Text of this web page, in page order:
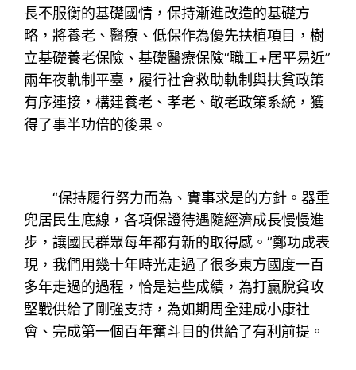
長不服衡的基礎國情，保持漸進改造的基礎方
略，將養老、醫療、低保作為優先扶植項目，樹
立基礎養老保險、基礎醫療保險“職工+居平易近”
兩年夜軌制平臺，履行社會救助軌制與扶貧政策
有序連接，構建養老、孝老、敬老政策系統，獲
得了事半功倍的後果。
“保持履行努力而為、實事求是的方針。器重
兜居民生底線，各項保證待遇隨經濟成長慢慢進
步，讓國民群眾每年都有新的取得感。”鄭功成表
現，我們用幾十年時光走過了很多東方國度一百
多年走過的過程，恰是這些成績，為打贏脫貧攻
堅戰供給了剛強支持，為如期周全建成小康社
會、完成第一個百年奮斗目的供給了有利前提。